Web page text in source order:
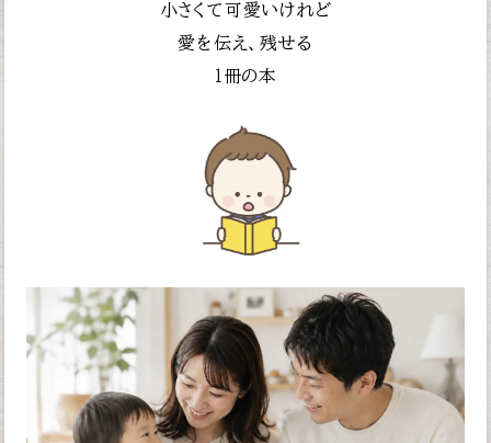
小さくて可愛いけれど
愛を伝え、残せる
１冊の本